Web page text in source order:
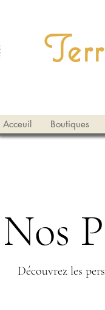
Acceuil Boutiques
Nos
Découvrez les